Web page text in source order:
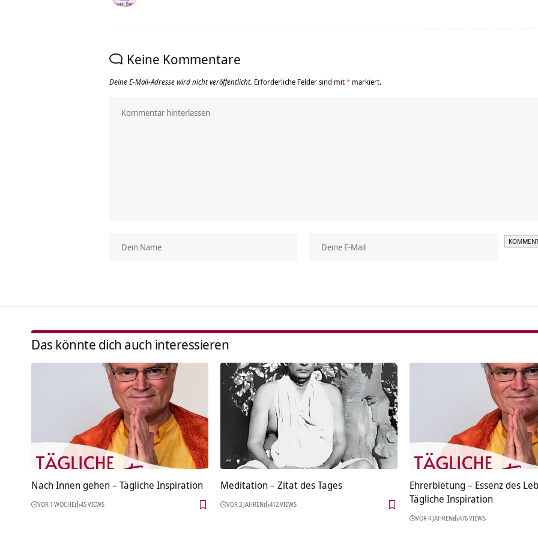
Keine Kommentare
Deine E-Mail-Adresse wird nicht veröffentlicht. Erforderliche Felder sind mit* markiert.
Das könnte dich auch interessieren
Nach Innen gehen – Tägliche Inspiration
VOR 1 WOCHE 45 VIEWS
Meditation – Zitat des Tages
VOR 3 JAHREN 412 VIEWS
Ehrerbietung – Essenz des
Tägliche Inspiration
VOR 4 JAHREN 476 VIEWS